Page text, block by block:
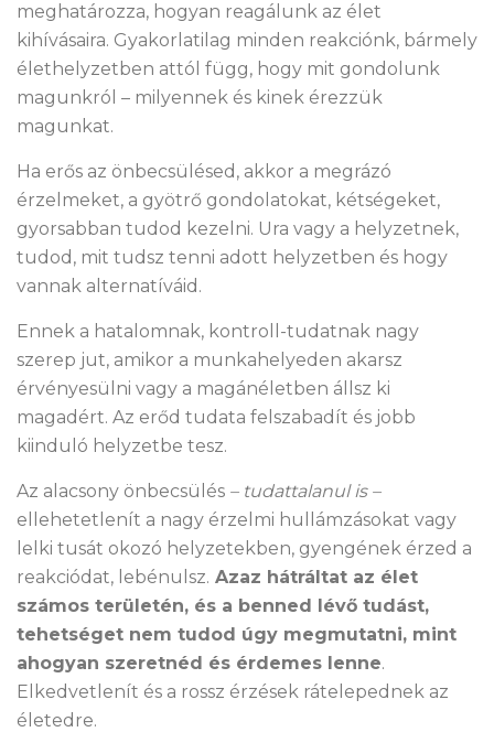
meghatározza, hogyan reagálunk az élet
kihívásaira. Gyakorlatilag minden reakciónk, bármely
élethelyzetben attól függ, hogy mit gondolunk
magunkról – milyennek és kinek érezzük
magunkat.
Ha erős az önbecsülésed, akkor a megrázó
érzelmeket, a gyötrő gondolatokat, kétségeket,
gyorsabban tudod kezelni. Ura vagy a helyzetnek,
tudod, mit tudsz tenni adott helyzetben és hogy
vannak alternatíváid.
Ennek a hatalomnak, kontroll-tudatnak nagy
szerep jut, amikor a munkahelyeden akarsz
érvényesülni vagy a magánéletben állsz ki
magadért. Az erőd tudata felszabadít és jobb
kiinduló helyzetbe tesz.
Az alacsony önbecsülés – tudattalanul is –
ellehetetlenít a nagy érzelmi hullámzásokat vagy
lelki tusát okozó helyzetekben, gyengének érzed a
reakciódat, lebénulsz. Azaz hátráltat az élet
számos területén, és a benned lévő tudást,
tehetséget nem tudod úgy megmutatni, mint
ahogyan szeretnéd és érdemes lenne.
Elkedvetlenít és a rossz érzések rátelepednek az
életedre.